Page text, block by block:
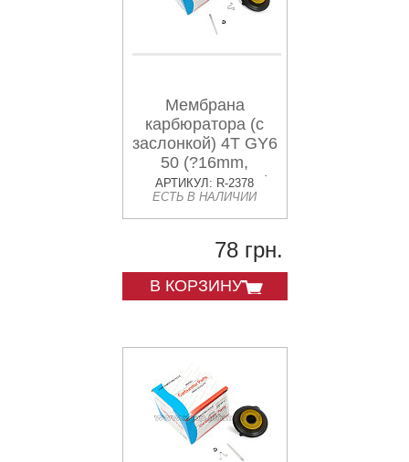
Мембрана
карбюратора (с
заслонкой) 4T GY6
50 (?16mm,
основная + игла)
CK
АРТИКУЛ: R-2378
ЕСТЬ В НАЛИЧИИ
78 грн.
В КОРЗИНУ